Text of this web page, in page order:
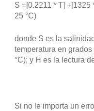
S =[0.2211 * T]
25 °C)
donde S es la
temperatura en
°C); y H es la lectura
Si no le importa un